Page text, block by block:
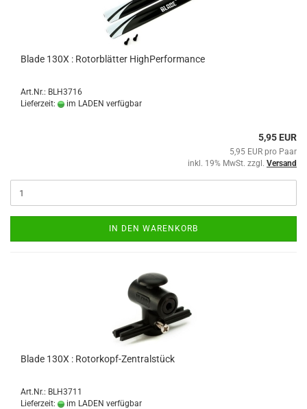
Blade 130X : Rotorblätter HighPerformance
Art.Nr.: BLH3716
Lieferzeit:
im LADEN verfügbar
5,95 EUR
5,95 EUR pro Paar
inkl. 19% MwSt. zzgl. Versand
IN DEN WARENKORB
Blade 130X : Rotorkopf-Zentralstück
Art.Nr.: BLH3711
Lieferzeit:
im LADEN verfügbar